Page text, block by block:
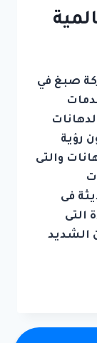
صبغ في
لخدمات
رؤية
والتى
فى
التى
الشديد